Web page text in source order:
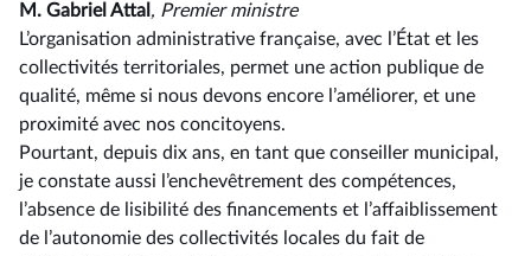
M. Gabriel Attal , Premier ministre
L’organisation administrative française, avec l’État et les
collectivités territoriales, permet une action publique de
qualité, même si nous devons encore l’améliorer, et une
proximité avec nos concitoyens.
Pourtant, depuis dix ans, en tant que conseiller municipal,
je constate aussi l’enchevêtrement des compétences,
l’absence de lisibilité des financements et l’affaiblissement
de l’autonomie des collectivités locales du fait de